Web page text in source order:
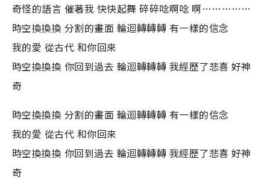
奇怪的語言 催著我 快快起舞 碎碎唸啊唸 啊……………
時空換換換 分割的畫面 輪迴轉轉轉 有一樣的信念
我的愛 從古代 和你回來
時空換換換 你回到過去 輪迴轉轉轉 我經歷了悲喜 好神
奇
時空換換換 分割的畫面 輪迴轉轉轉 有一樣的信念
我的愛 從古代 和你回來
時空換換換 你回到過去 輪迴轉轉轉 我經歷了悲喜 好神
奇